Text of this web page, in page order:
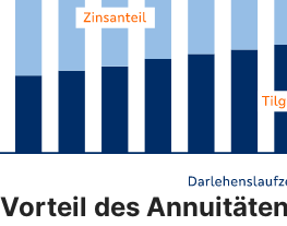
Vorteil des